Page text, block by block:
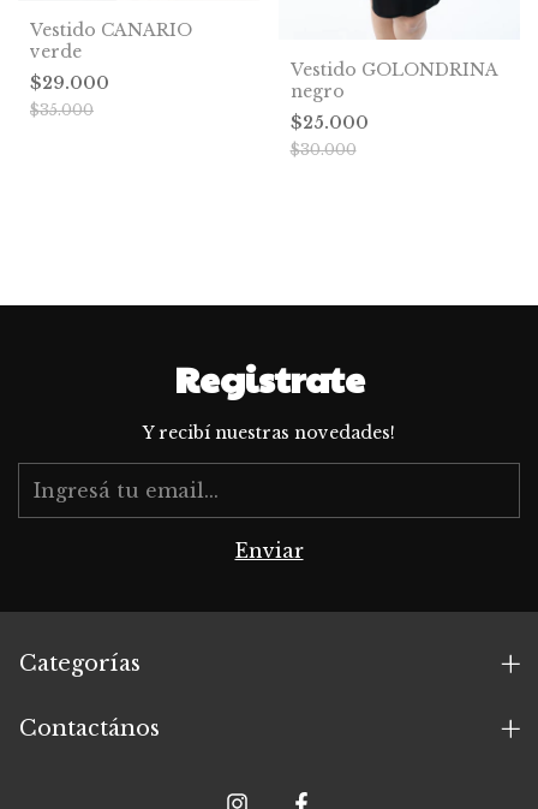
Vestido CANARIO
verde
$29.000
$35.000
Vestido GOLONDRINA
negro
$25.000
$30.000
Registrate
Y recibí nuestras novedades!
Categorías
Contactános